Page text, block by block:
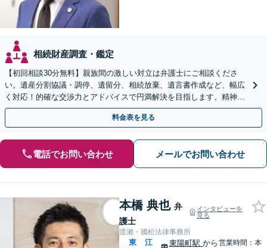
相続財産調査・鑑定
【初回相談30分無料】親族間の激しい対立は弁護士にご相談くださ
い。遺産分割協議・調停、遺留分、相続放棄、遺言書作成など、幅広
く対応！的確な交渉力とアドバイスで円満解決を目指します。精神的
ストレスを軽減し、貰うべき遺産を適切に主張します。
料金表を見る
電話でお問い合わせ メールでお問い合わせ
本橋 典也 弁
護士
インタビューを
見る
渡瀨・國松法律事務所
東
江
東陽町駅 から 営業時間：本